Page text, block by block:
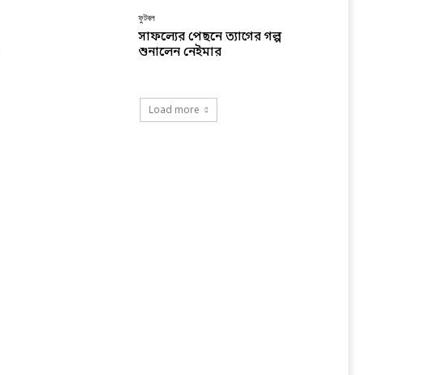
ফুটবল
সাফল্যের পেছনে ত্যাগের গল্প
শুনালেন নেইমার
Load more